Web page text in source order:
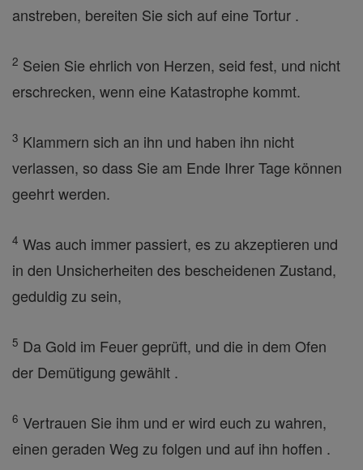
anstreben, bereiten Sie sich auf eine Tortur .
2 Seien Sie ehrlich von Herzen, seid fest, und nicht
erschrecken, wenn eine Katastrophe kommt.
3 Klammern sich an ihn und haben ihn nicht
verlassen, so dass Sie am Ende Ihrer Tage können
geehrt werden.
4 Was auch immer passiert, es zu akzeptieren und
in den Unsicherheiten des bescheidenen Zustand,
geduldig zu sein,
5 Da Gold im Feuer geprüft, und die in dem Ofen
der Demütigung gewählt .
6 Vertrauen Sie ihm und er wird euch zu wahren,
einen geraden Weg zu folgen und auf ihn hoffen .